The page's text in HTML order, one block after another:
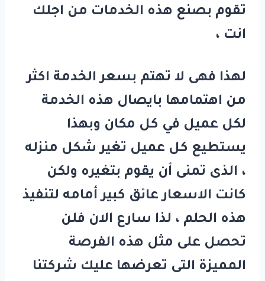
تقوم بصنع هذه الخدمات من اجلك
انت ،
لهذا فهى لا تهتم بسعر الخدمة اكثر
من اهتمامها بايصال هذه الخدمة
لكل عميل في كل مكان وبهذا
يستطيع كل عميل تغير شكل منزله
، الذى تمنى أن يقوم بتغيره ولكن
كانت الاسعار عائق كبير أمامه لتنفيذ
هذه الحلم ، لذا سارع الان فلن
تحصل على مثل هذه الفرصة
المميزة التى تعرضها عليك شركتنا